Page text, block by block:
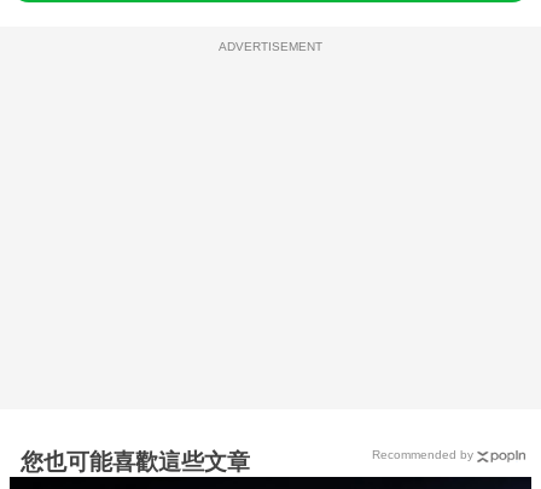
ADVERTISEMENT
您也可能喜歡這些文章 Recommended by